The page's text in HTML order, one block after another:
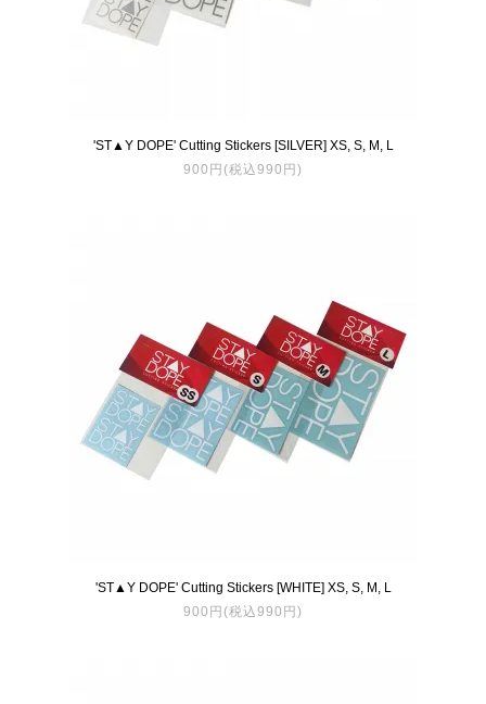
'ST▲Y DOPE' Cutting Stickers [SILVER] XS, S, M, L
900円(税込990円)
'ST▲Y DOPE' Cutting Stickers [WHITE] XS, S, M, L
900円(税込990円)